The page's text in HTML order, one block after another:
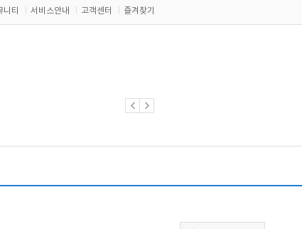
니티 서비스안내 고객센터 즐겨찾기